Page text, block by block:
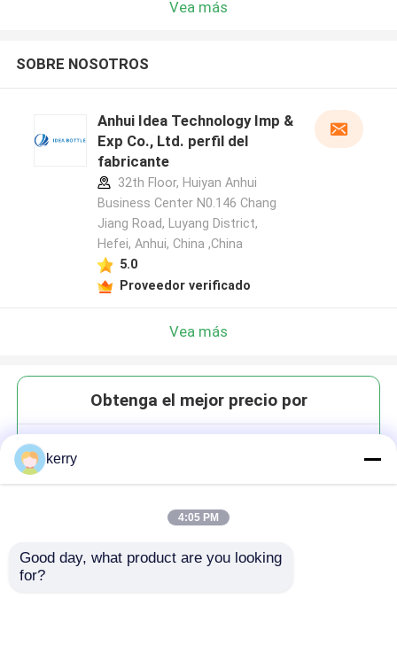
Vea más
SOBRE NOSOTROS
Anhui Idea Technology Imp &
Exp Co., Ltd. perfil del
fabricante
32th Floor, Huiyan Anhui
Business Center N0.146 Chang
Jiang Road, Luyang District,
Hefei, Anhui, China ,China
5.0
Proveedor verificado
Vea más
Obtenga el mejor precio por
kerry
4:05 PM
Good day, what product are you looking
for?